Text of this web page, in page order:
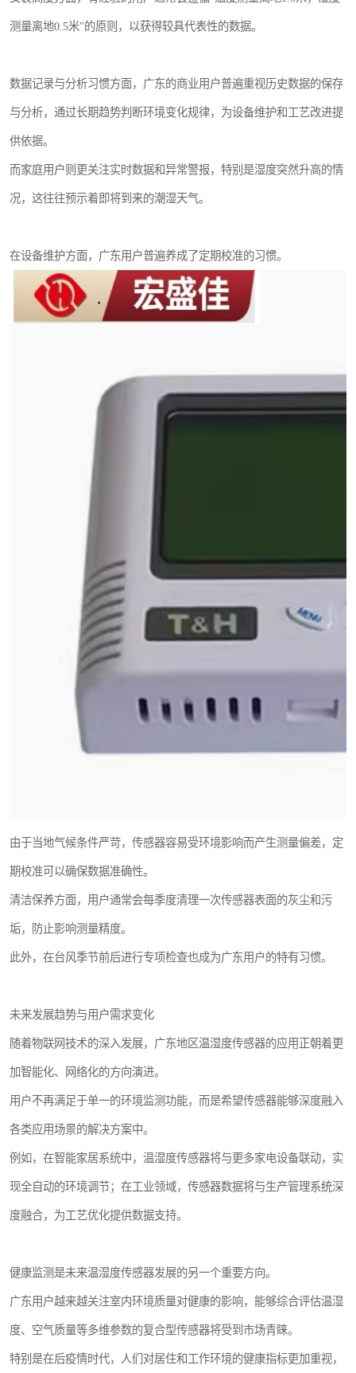
测量离地0.5米"的原则，以获得较具代表性的数据。
数据记录与分析习惯方面，广东的商业用户普遍重视历史数据的保存
与分析，通过长期趋势判断环境变化规律，为设备维护和工艺改进提
供依据。
而家庭用户则更关注实时数据和异常警报，特别是湿度突然升高的情
况，这往往预示着即将到来的潮湿天气。
在设备维护方面，广东用户普遍养成了定期校准的习惯。
由于当地气候条件严苛，传感器容易受环境影响而产生测量偏差，定
期校准可以确保数据准确性。
清洁保养方面，用户通常会每季度清理一次传感器表面的灰尘和污
垢，防止影响测量精度。
此外，在台风季节前后进行专项检查也成为广东用户的特有习惯。
未来发展趋势与用户需求变化
随着物联网技术的深入发展，广东地区温湿度传感器的应用正朝着更
加智能化、网络化的方向演进。
用户不再满足于单一的环境监测功能，而是希望传感器能够深度融入
各类应用场景的解决方案中。
例如，在智能家居系统中，温湿度传感器将与更多家电设备联动，实
现全自动的环境调节；在工业领域，传感器数据将与生产管理系统深
度融合，为工艺优化提供数据支持。
健康监测是未来温湿度传感器发展的另一个重要方向。
广东用户越来越关注室内环境质量对健康的影响，能够综合评估温湿
度、空气质量等多维参数的复合型传感器将受到市场青睐。
特别是在后疫情时代，人们对居住和工作环境的健康指标更加重视，